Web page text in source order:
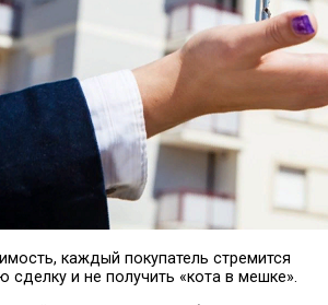
каждый покупатель стремится
сделку и не получить «кота в мешке».